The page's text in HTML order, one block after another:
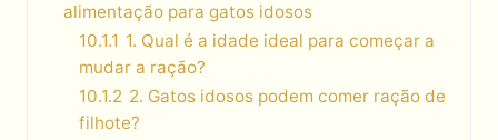
alimentação para gatos idosos
10.1.1 1. Qual é a idade ideal para começar a
mudar a ração?
10.1.2 2. Gatos idosos podem comer ração de
filhote?